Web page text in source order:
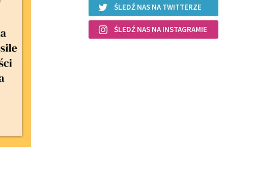
ŚLEDŹ NAS NA TWITTERZE
ŚLEDŹ NAS NA INSTAGRAMIE